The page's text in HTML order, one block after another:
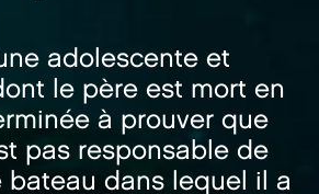
adolescente et
le père est mort en
à prouver que
pas responsable de
bateau dans lequel il a